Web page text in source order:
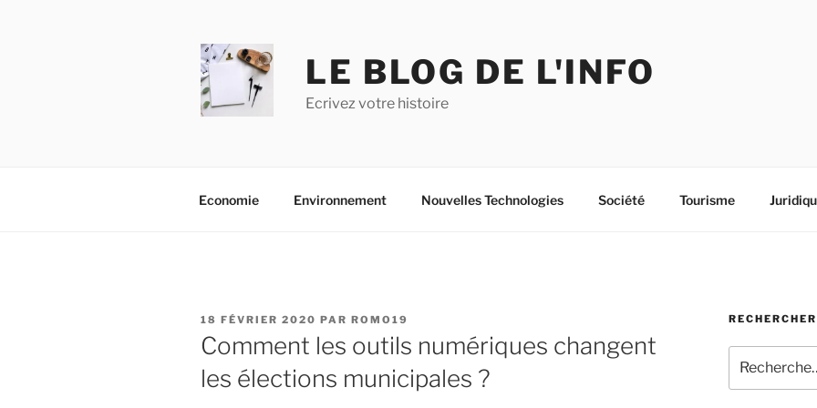
LE BLOG DE L'INFO
Ecrivez votre histoire
Economie Environnement Nouvelles Technologies Société Tourisme
PUBLIÉ
LE
18 FÉVRIER 2020 PAR ROMO19
Comment les outils numériques changent
les élections municipales ?
RECHERCHER
pour
: